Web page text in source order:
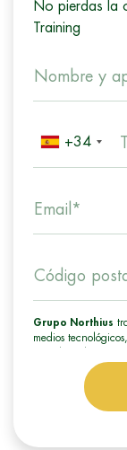
No pierdas la
Training
Nombre y
+34
Email*
Código
Grupo Northius
medios
seleccionado o de
manifestado y, en
correspondiente.